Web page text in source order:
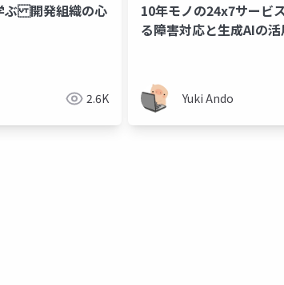
ぶ 開発組織の心
2.6K
10年モノの24x7サービ
る障害対応と生成AIの活
Yuki Ando